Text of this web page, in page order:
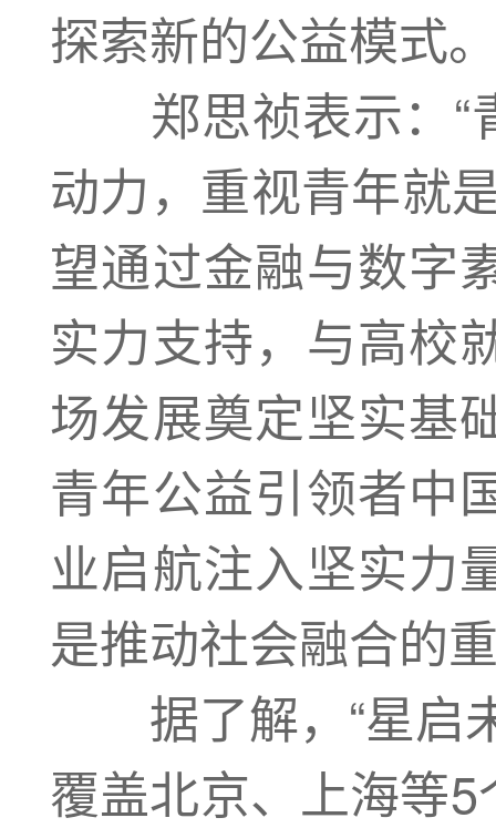
探索新的公益模式
郑思祯表示：“
动力，重视青年就
望通过金融与数字
实力支持，与高校
场发展奠定坚实基
青年公益引领者中
业启航注入坚实力
是推动社会融合的
据了解，“星启
覆盖北京、上海等